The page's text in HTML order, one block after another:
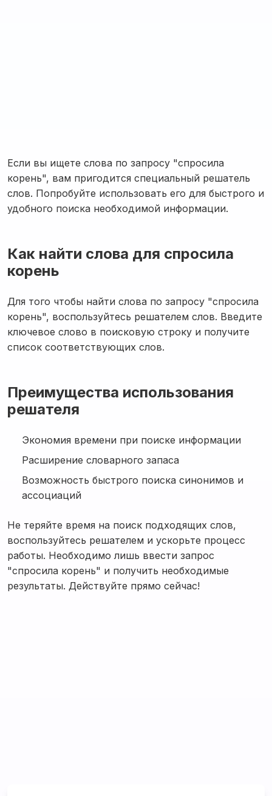
Если вы ищете слова по запросу "спросила
корень", вам пригодится специальный решатель
слов. Попробуйте использовать его для быстрого и
удобного поиска необходимой информации.
Как найти слова для спросила
корень
Для того чтобы найти слова по запросу "спросила
корень", воспользуйтесь решателем слов. Введите
ключевое слово в поисковую строку и получите
список соответствующих слов.
Преимущества использования
решателя
Экономия времени при поиске информации
Расширение словарного запаса
Возможность быстрого поиска синонимов и
ассоциаций
Не теряйте время на поиск подходящих слов,
воспользуйтесь решателем и ускорьте процесс
работы. Необходимо лишь ввести запрос
"спросила корень" и получить необходимые
результаты. Действуйте прямо сейчас!